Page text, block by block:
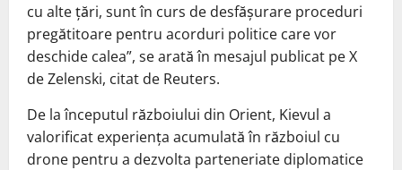
cu alte țări, sunt în curs de desfășurare proceduri
pregătitoare pentru acorduri politice care vor
deschide calea”, se arată în mesajul publicat pe X
de Zelenski, citat de Reuters.
De la începutul războiului din Orient, Kievul a
valorificat experiența acumulată în războiul cu
drone pentru a dezvolta parteneriate diplomatice